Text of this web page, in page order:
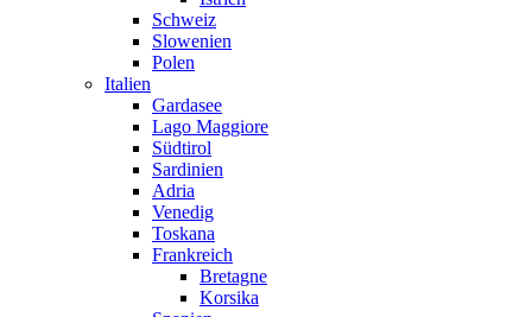
Schweiz
Slowenien
Polen
Italien
Gardasee
Lago Maggiore
Südtirol
Sardinien
Adria
Venedig
Toskana
Frankreich
Bretagne
Korsika